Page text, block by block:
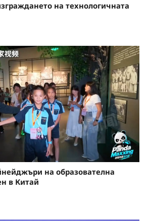
на технологичната
на образователна
в Китай